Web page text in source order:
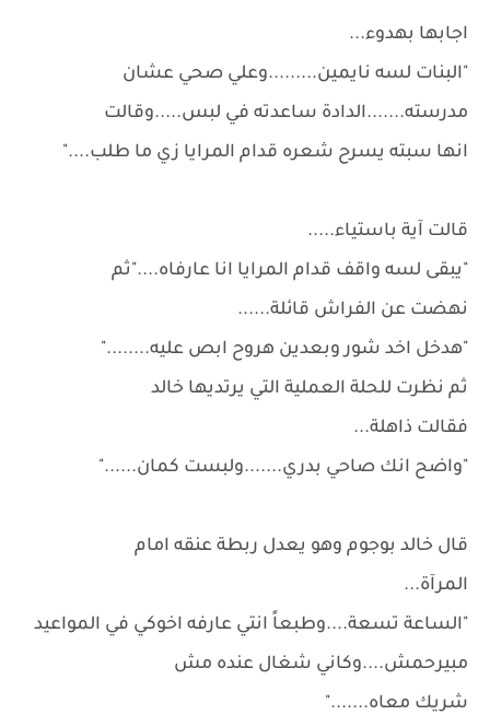
اجابها بهدوء...
"البنات لسه نايمين.........وعلي صحي عشان
مدرسته.......الدادة ساعدته في لبس.....وقالت
انها سبته يسرح شعره قدام المرايا زي ما طلب...."
قالت آية باستياء.....
"يبقى لسه واقف قدام المرايا انا عارفاه...."ثم
نهضت عن الفراش قائلة......
"هدخل اخد شور وبعدين هروح ابص عليه........"
ثم نظرت للحلة العملية التي يرتديها خالد
فقالت ذاهلة...
"واضح انك صاحي بدري.......ولبست كمان......"
قال خالد بوجوم وهو يعدل ربطة عنقه امام
المرآة...
"الساعة تسعة....وطبعاً انتي عارفه اخوكي في المواعيد
مبيرحمش....وكاني شغال عنده مش
شريك معاه......."